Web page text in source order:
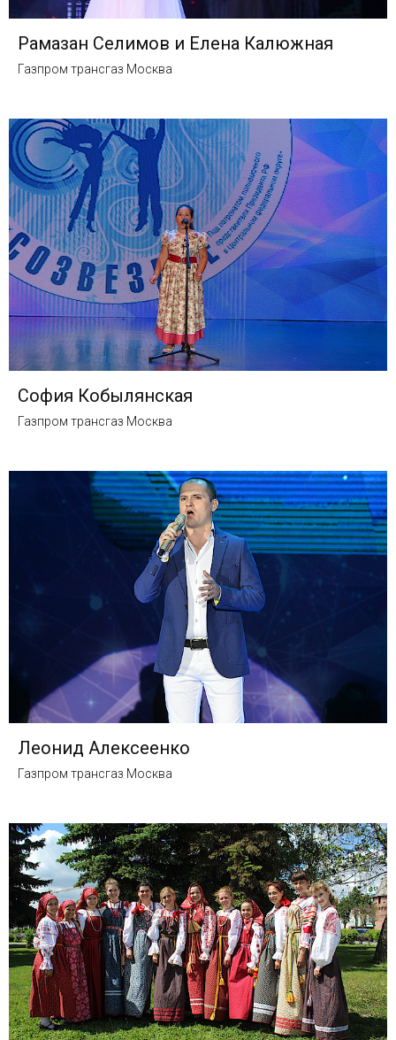
Рамазан Селимов и Елена Калюжная
Газпром трансгаз Москва
София Кобылянская
Газпром трансгаз Москва
Леонид Алексеенко
Газпром трансгаз Москва